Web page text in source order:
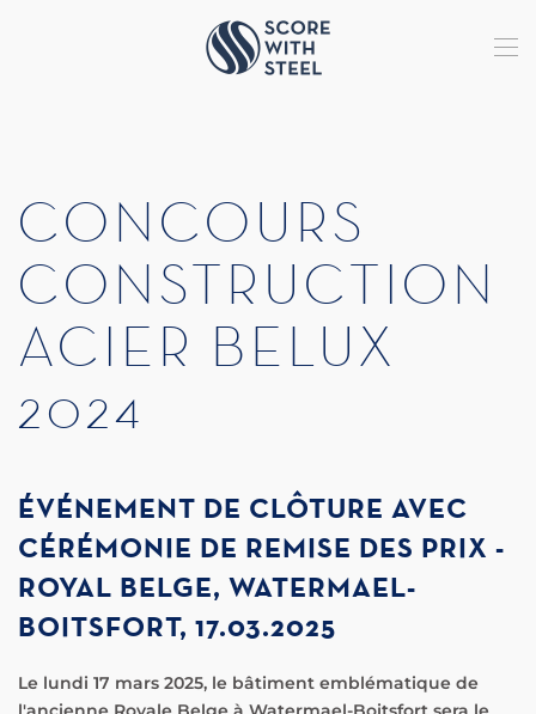
Accéder au contenu principal
CONCOURS
CONSTRUCTION
ACIER BELUX
2024
ÉVÉNEMENT DE CLÔTURE AVEC
CÉRÉMONIE DE REMISE DES PRIX -
ROYAL BELGE, WATERMAEL-
BOITSFORT, 17.03.2025
Le lundi 17 mars 2025, le bâtiment emblématique de